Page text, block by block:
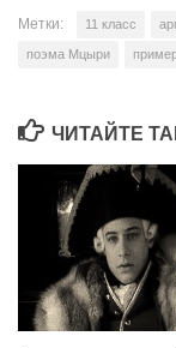
Метки: 11 класс
поэма Мцыри
ЧИТАЙТЕ